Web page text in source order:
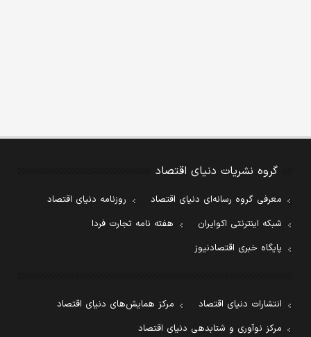
گروه نشریات دنیای اقتصاد
معرفی گروه رسانه‌ای دنیای اقتصاد
روزنامه دنیای اقتصاد
شبکه اینترنتی اکوایران
هفته نامه تجارت فردا
پایگاه خبری اقتصادنیوز
انتشارات دنیای اقتصاد
مرکز همایش‌های دنیای اقتصاد
مرکز نوآوری و شتابدهی دنیای اقتصاد